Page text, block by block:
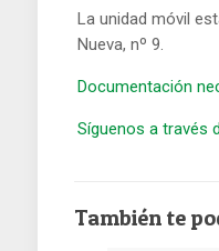
La unidad móvil
Nueva, nº 9.
Documentación
Síguenos a través
También te